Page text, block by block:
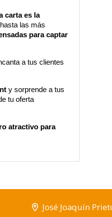
carta es la
las más
para captar
a tus clientes
y sorprende a tus
tu oferta
atractivo para
José Joaquín